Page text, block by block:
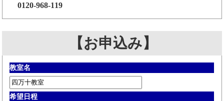
0120-968-119
【お申込み】
教室名
希望日程